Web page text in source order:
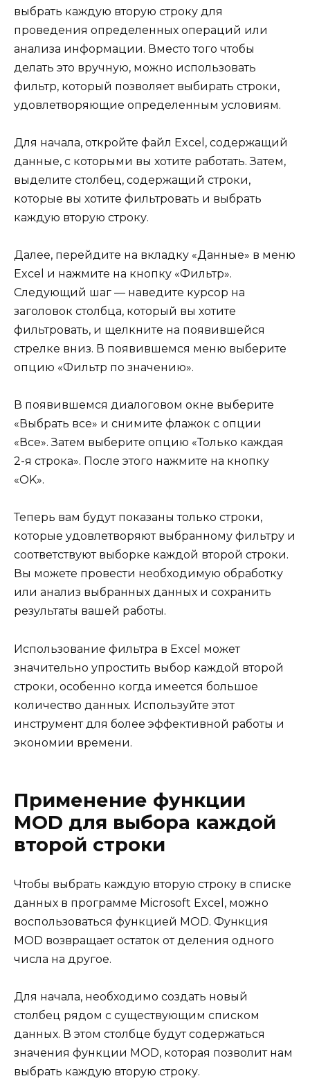
выбрать каждую вторую строку для
проведения определенных операций или
анализа информации. Вместо того чтобы
делать это вручную, можно использовать
фильтр, который позволяет выбирать строки,
удовлетворяющие определенным условиям.
Для начала, откройте файл Excel, содержащий
данные, с которыми вы хотите работать. Затем,
выделите столбец, содержащий строки,
которые вы хотите фильтровать и выбрать
каждую вторую строку.
Далее, перейдите на вкладку «Данные» в меню
Excel и нажмите на кнопку «Фильтр».
Следующий шаг — наведите курсор на
заголовок столбца, который вы хотите
фильтровать, и щелкните на появившейся
стрелке вниз. В появившемся меню выберите
опцию «Фильтр по значению».
В появившемся диалоговом окне выберите
«Выбрать все» и снимите флажок с опции
«Все». Затем выберите опцию «Только каждая
2-я строка». После этого нажмите на кнопку
«OK».
Теперь вам будут показаны только строки,
которые удовлетворяют выбранному фильтру и
соответствуют выборке каждой второй строки.
Вы можете провести необходимую обработку
или анализ выбранных данных и сохранить
результаты вашей работы.
Использование фильтра в Excel может
значительно упростить выбор каждой второй
строки, особенно когда имеется большое
количество данных. Используйте этот
инструмент для более эффективной работы и
экономии времени.
Применение функции
MOD для выбора каждой
второй строки
Чтобы выбрать каждую вторую строку в списке
данных в программе Microsoft Excel, можно
воспользоваться функцией MOD. Функция
MOD возвращает остаток от деления одного
числа на другое.
Для начала, необходимо создать новый
столбец рядом с существующим списком
данных. В этом столбце будут содержаться
значения функции MOD, которая позволит нам
выбрать каждую вторую строку.